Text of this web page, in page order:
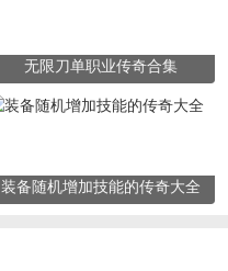
无限刀单职业传奇合集
装备随机增加技能的传奇大全